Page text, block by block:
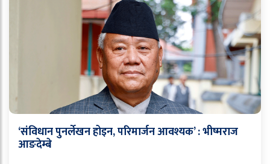
‘संविधान पुनर्लेखन होइन, परिमार्जन आवश्यक’ : भीष्मराज
आङदेम्बे